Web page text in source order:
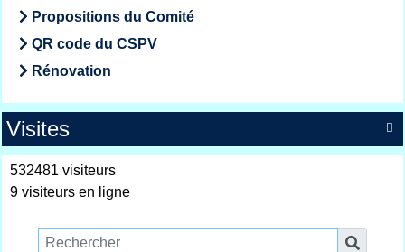
Propositions du Comité
QR code du CSPV
Rénovation

Visites
532481 visiteurs
9 visiteurs en ligne